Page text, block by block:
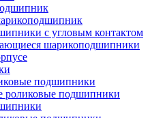
с угловым контактом
шарикоподшипники
подшипники
роликовые подшипники